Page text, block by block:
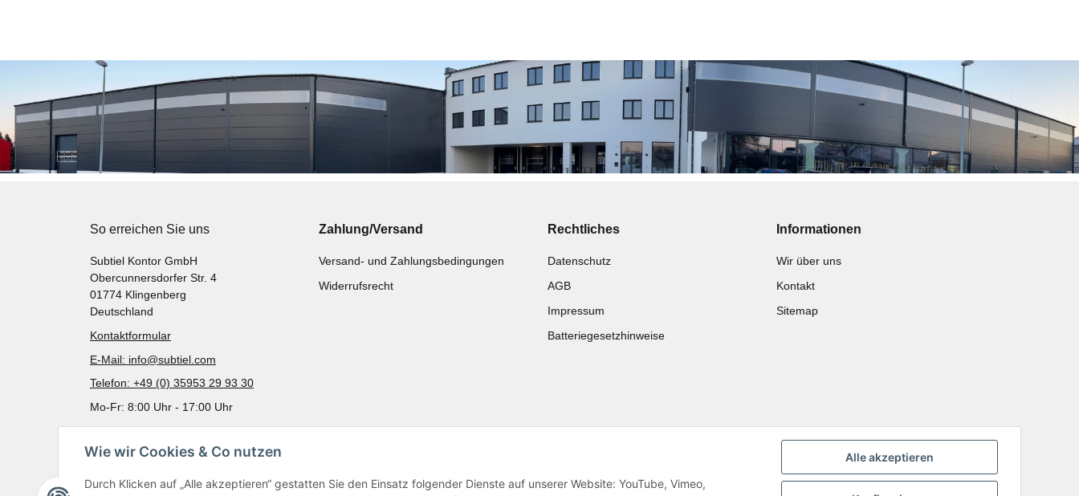
Alle akzeptieren
Wie wir Cookies & Co nutzen
Durch Klicken auf „Alle akzeptieren“ gestatten Sie den Einsatz folgender Dienste auf unserer Website: YouTube, Vimeo,
So erreichen Sie uns
Subtiel Kontor GmbH
Obercunnersdorfer Str. 4
01774 Klingenberg
Deutschland
Kontaktformular
E-Mail: info@subtiel.com
Telefon: +49 (0) 35953 29 93 30
Mo-Fr: 8:00 Uhr - 17:00 Uhr
Zahlung/Versand
Versand- und Zahlungsbedingungen
Widerrufsrecht
Rechtliches
Datenschutz
AGB
Impressum
Batteriegesetzhinweise
Informationen
Wir über uns
Kontakt
Sitemap
Zur Schnellbestellung Preisliste anschauen